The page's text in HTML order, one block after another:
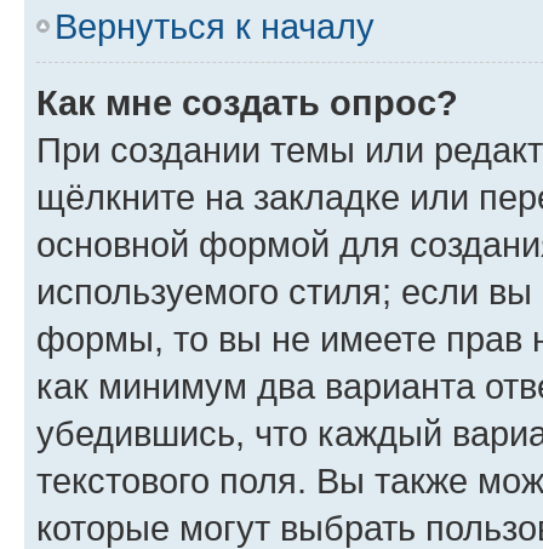
Вернуться к началу
Как мне создать опрос?
При создании темы или
щёлкните на закладке или
основной формой для
используемого стиля; если
формы, то вы не имеете прав
как минимум два варианта
убедившись, что каждый
текстового поля. Вы также
которые могут выбрать